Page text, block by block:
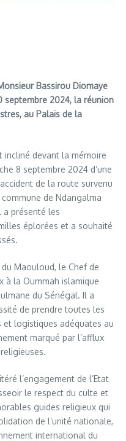
Bassirou Diomaye
septembre 2024, la réunion
au Palais de la
incliné devant la mémoire
8 septembre 2024 d’une
de la route survenu
de Ndangalma
a présenté les
éplorées et a souhaité
Maouloud, le Chef de
à la Oummah islamique
du Sénégal. Il a
de prendre toutes les
et logistiques adéquates au
marqué par l’afflux
l’engagement de l’Etat
le respect du culte et
guides religieux qui
de l’unité nationale,
international du